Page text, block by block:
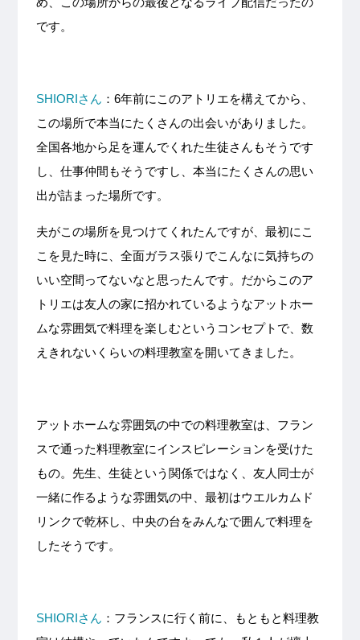
です。
SHIORIさん ：6年前にこのアトリエを構えてから、
この場所で本当にたくさんの出会いがありました。
全国各地から足を運んでくれた生徒さんもそうです
し、仕事仲間もそうですし、本当にたくさんの思い
出が詰まった場所です。
夫がこの場所を見つけてくれたんですが、最初にこ
こを見た時に、全面ガラス張りでこんなに気持ちの
いい空間ってないなと思ったんです。だからこのア
トリエは友人の家に招かれているようなアットホー
ムな雰囲気で料理を楽しむというコンセプトで、数
えきれないくらいの料理教室を開いてきました。
アットホームな雰囲気の中での料理教室は、フラン
スで通った料理教室にインスピレーションを受けた
もの。先生、生徒という関係ではなく、友人同士が
一緒に作るような雰囲気の中、最初はウエルカムド
リンクで乾杯し、中央の台をみんなで囲んで料理を
したそうです。
SHIORIさん ：フランスに行く前に、もともと料理教